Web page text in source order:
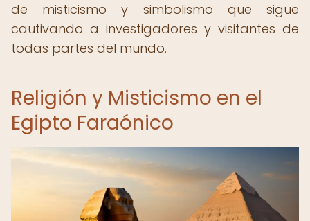
de misticismo y simbolismo que sigue
cautivando a investigadores y visitantes de
todas partes del mundo.
Religión y Misticismo en el
Egipto Faraónico